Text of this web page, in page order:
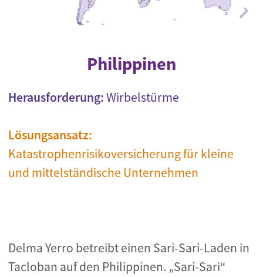
Philippinen
Herausforderung:Wirbelstürme
Lösungsansatz:
Katastrophenrisikoversicherung für kleine
und mittelständische Unternehmen
Delma Yerro betreibt einen Sari-Sari-Laden in
Tacloban auf den Philippinen. „Sari-Sari“